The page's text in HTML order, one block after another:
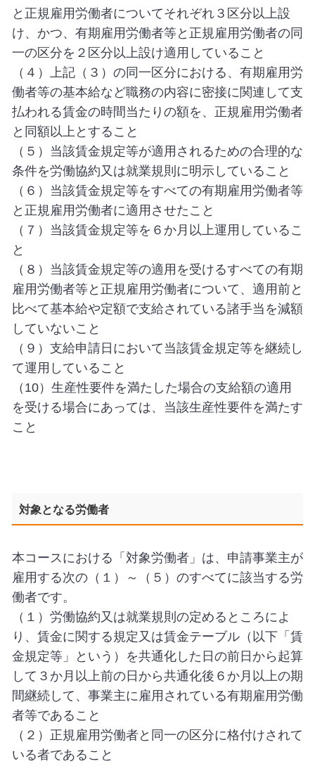
と正規雇用労働者についてそれぞれ３区分以上設
け、かつ、有期雇用労働者等と正規雇用労働者の同
一の区分を２区分以上設け適用していること
（４）上記（３）の同一区分における、有期雇用労
働者等の基本給など職務の内容に密接に関連して支
払われる賃金の時間当たりの額を、正規雇用労働者
と同額以上とすること
（５）当該賃金規定等が適用されるための合理的な
条件を労働協約又は就業規則に明示していること
（６）当該賃金規定等をすべての有期雇用労働者等
と正規雇用労働者に適用させたこと
（７）当該賃金規定等を６か月以上運用しているこ
と
（８）当該賃金規定等の適用を受けるすべての有期
雇用労働者等と正規雇用労働者について、適用前と
比べて基本給や定額で支給されている諸手当を減額
していないこと
（９）支給申請日において当該賃金規定等を継続し
て運用していること
（10）生産性要件を満たした場合の支給額の適用
を受ける場合にあっては、当該生産性要件を満たす
こと
対象となる労働者
本コースにおける「対象労働者」は、申請事業主が
雇用する次の（１）～（５）のすべてに該当する労
働者です。
（１）労働協約又は就業規則の定めるところによ
り、賃金に関する規定又は賃金テーブル（以下「賃
金規定等」という）を共通化した日の前日から起算
して３か月以上前の日から共通化後６か月以上の期
間継続して、事業主に雇用されている有期雇用労働
者等であること
（２）正規雇用労働者と同一の区分に格付けされて
いる者であること